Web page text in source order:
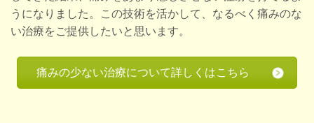
うになりました。この技術を活かして、なるべく痛みのな
い治療をご提供したいと思います。
痛みの少ない治療について詳しくはこちら